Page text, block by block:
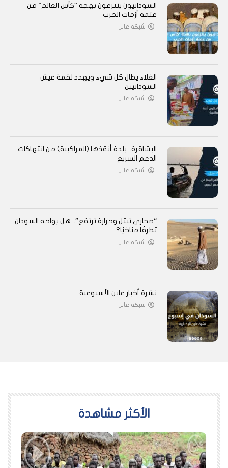
السودانيون ينتزعون بهجة “كأس العالم” من
عتمة أزمات الحرب
شبكة عاين
الغلاء يطال كل شيء ويهدد لقمة عيش
السودانيين
شبكة عاين
البشاقرة.. بلدة أنقذها (المراكبية) من انتهاكات
الدعم السريع
شبكة عاين
“صحارى تبتل وحرارة ترتفع”.. هل يواجه السودان
تطرفًا مناخيًا؟
شبكة عاين
نشرة أخبار عاين الأسبوعية
شبكة عاين
اﻷكثر مشاهدة